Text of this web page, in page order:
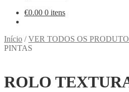
€0.00 0 itens
Início /VER TODOS OS
PINTAS
ROLO